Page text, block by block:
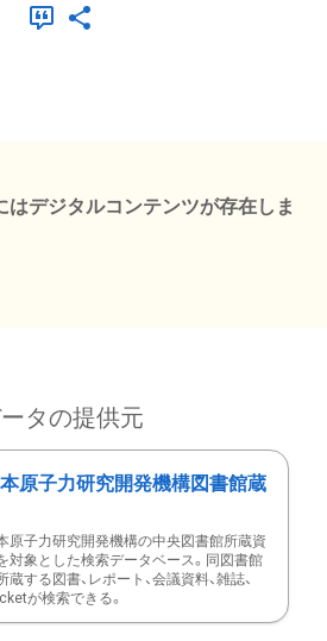
はデジタルコンテンツが存在しま
タの提供元
原子力研究開発機構図書館蔵
原子力研究開発機構の中央図書館所蔵資
対象とした検索データベース。同図書館
蔵する図書、レポート、会議資料、雑誌、
が検索できる。